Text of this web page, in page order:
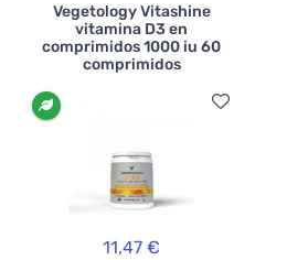
Vegetology Vitashine
vitamina D3 en
comprimidos 1000 iu 60
comprimidos
11,47 €